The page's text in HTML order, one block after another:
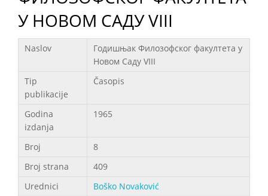
У НОВОМ САДУ VIII
Podaci
Naslov
Годишњак Филозофског факултета у
Новом Саду VIII
Tip
publikacije
Časopis
Godina
izdanja
1965
Broj
8
Broj strana
409
Urednici
Boško Novaković